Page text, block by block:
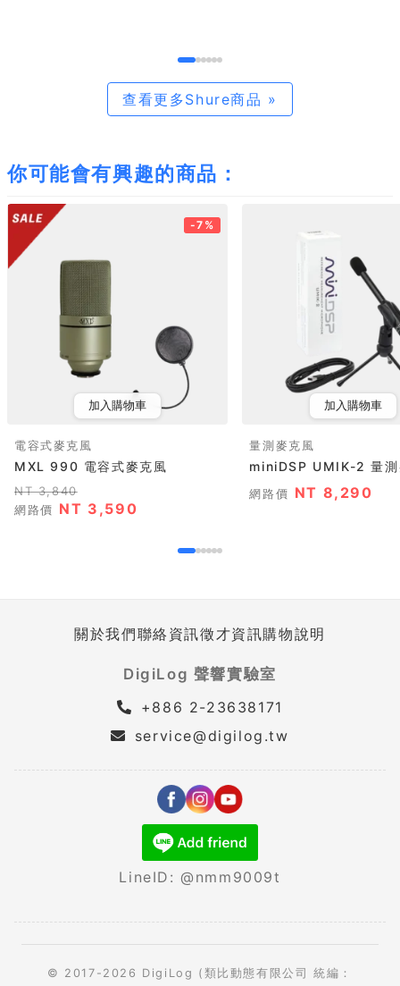
查看更多Shure商品 »
你可能會有興趣的商品：
-7%
加入購物車
電容式麥克風
MXL 990 電容式麥克風
NT 3,840
網路價 NT 3,590
加入購物車
量測麥克風
miniDSP UMIK-2 量測
網路價 NT 8,290
關於我們聯絡資訊徵才資訊購物說明
DigiLog 聲響實驗室
+886 2-23638171
service@digilog.tw
LineID: @nmm9009t
© 2017-2026 DigiLog (類比動態有限公司 統編：